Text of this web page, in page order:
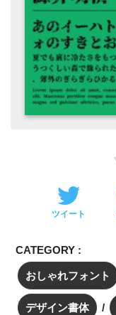
ツイート
CATEGORY :
おしゃれフォント
デザイン書体